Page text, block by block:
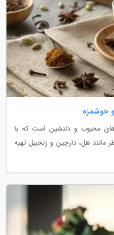
خوشمزه
محبوب و دلنشین است که با
مانند هل، دارچین و زنجبیل تهیه